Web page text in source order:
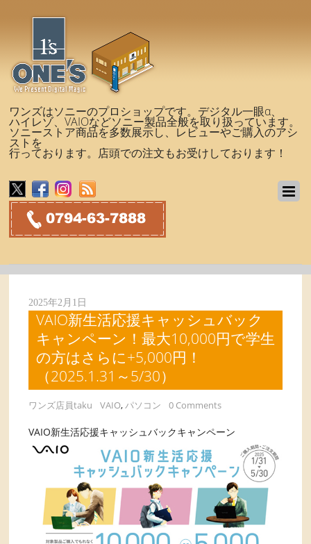
ワンズはソニーのプロショップです。デジタル一眼α、
ハイレゾ、VAIOなどソニー製品全般を取り扱っています。
ソニーストア商品を多数展示し、レビューやご購入のアシ
ストを
行っております。店頭での注文もお受けしております！
2025年2月1日
VAIO新生活応援キャッシュバック
キャンペーン！最大10,000円で学生
の方はさらに+5,000円！
（2025.1.31～5/30）
ワンズ店員taku VAIO,パソコン 0 Comments
VAIO新生活応援キャッシュバックキャンペーン